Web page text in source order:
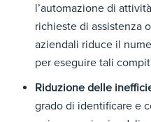
l’automazione di
richieste di assistenza
aziendali riduce il
per eseguire tali
Riduzione delle
grado di identificare e